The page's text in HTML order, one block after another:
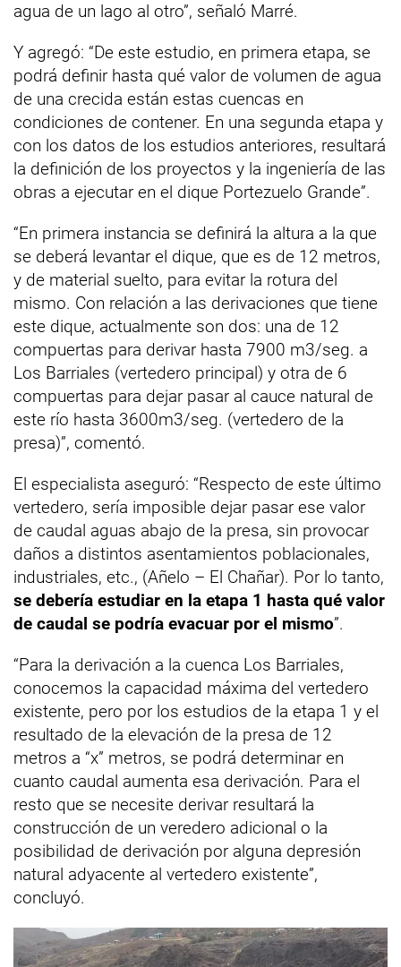
agua de un lago al otro”, señaló Marré.
Y agregó: “De este estudio, en primera etapa, se
podrá definir hasta qué valor de volumen de agua
de una crecida están estas cuencas en
condiciones de contener. En una segunda etapa y
con los datos de los estudios anteriores, resultará
la definición de los proyectos y la ingeniería de las
obras a ejecutar en el dique Portezuelo Grande”.
“En primera instancia se definirá la altura a la que
se deberá levantar el dique, que es de 12 metros,
y de material suelto, para evitar la rotura del
mismo. Con relación a las derivaciones que tiene
este dique, actualmente son dos: una de 12
compuertas para derivar hasta 7900 m3/seg. a
Los Barriales (vertedero principal) y otra de 6
compuertas para dejar pasar al cauce natural de
este río hasta 3600m3/seg. (vertedero de la
presa)”, comentó.
El especialista aseguró: “Respecto de este último
vertedero, sería imposible dejar pasar ese valor
de caudal aguas abajo de la presa, sin provocar
daños a distintos asentamientos poblacionales,
industriales, etc., (Añelo – El Chañar). Por lo tanto,
se debería estudiar en la etapa 1 hasta qué valor
de caudal se podría evacuar por el mismo”.
“Para la derivación a la cuenca Los Barriales,
conocemos la capacidad máxima del vertedero
existente, pero por los estudios de la etapa 1 y el
resultado de la elevación de la presa de 12
metros a “x” metros, se podrá determinar en
cuanto caudal aumenta esa derivación. Para el
resto que se necesite derivar resultará la
construcción de un veredero adicional o la
posibilidad de derivación por alguna depresión
natural adyacente al vertedero existente”,
concluyó.